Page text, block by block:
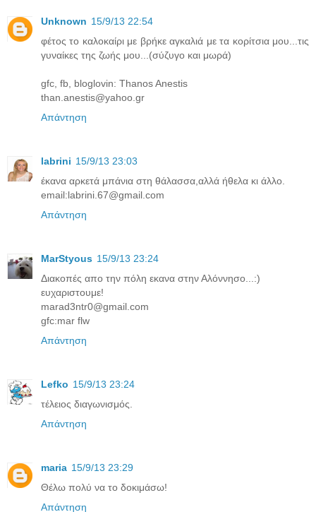
Unknown 15/9/13 22:54
φέτος το καλοκαίρι με βρήκε αγκαλιά με τα κορίτσια μου...τις
γυναίκες της ζωής μου...(σύζυγο και μωρά)
gfc, fb, bloglovin: Thanos Anestis
than.anestis@yahoo.gr
Απάντηση
labrini 15/9/13 23:03
έκανα αρκετά μπάνια στη θάλασσα,αλλά ήθελα κι άλλο.
email:labrini.67@gmail.com
Απάντηση
MarStyous 15/9/13 23:24
Διακοπές απο την πόλη εκανα στην Αλόννησο...:)
ευχαριστουμε!
marad3ntr0@gmail.com
gfc:mar flw
Απάντηση
Lefko 15/9/13 23:24
τέλειος διαγωνισμός.
Απάντηση
maria 15/9/13 23:29
Θέλω πολύ να το δοκιμάσω!
Απάντηση